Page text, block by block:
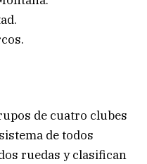
de cuatro clubes
de todos
ruedas y clasifican